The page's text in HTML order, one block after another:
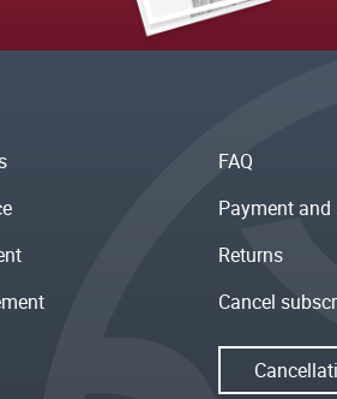
FAQ
Payment
Returns
Cancel